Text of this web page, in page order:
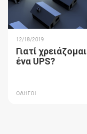
12/18/2019
Γιατί χρειάζομαι
ένα UPS?
ΟΔΗΓΟΙ